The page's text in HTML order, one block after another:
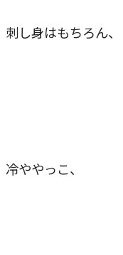
刺し身はもちろん、
冷ややっこ、